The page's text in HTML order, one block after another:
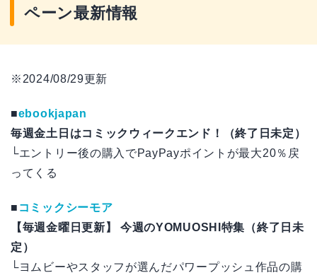
ペーン最新情報
※2024/08/29更新
■ebookjapan
毎週金土日はコミックウィークエンド！（終了日未定）
└エントリー後の購入でPayPayポイントが最大20％戻
ってくる
■ コミックシーモア
【毎週金曜日更新】 今週のYOMUOSHI特集（終了日未
定）
└ヨムビーやスタッフが選んだパワープッシュ作品の購